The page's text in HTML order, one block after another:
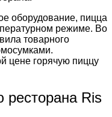
оборудование, пицца
режиме. Во
товарного
цене горячую пиццу
Ris